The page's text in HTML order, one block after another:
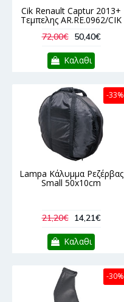
Cik Renault Captur 2013+
Τεμπελης AR.RE.0962/CIK
72,00€ 50,40€
Καλαθι
-33%
Lampa Κάλυμμα Ρεζέρβας
Small 50x10cm
21,20€ 14,21€
Καλαθι
-30%